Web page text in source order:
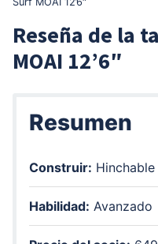
Reseña de la
MOAI 12’6″
Resumen
Construir: Hinchable
Habilidad: Avanzado